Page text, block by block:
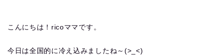
こんにちは！ricoママです。
今日は全国的に冷え込みましたね～(>_<)